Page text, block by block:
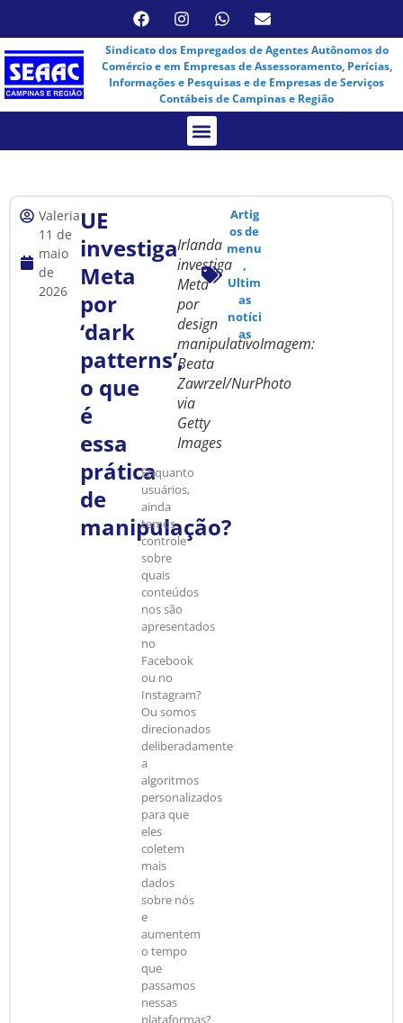
Sindicato dos Empregados de Agentes Autônomos do
Comércio e em Empresas de Assessoramento, Perícias,
Informações e Pesquisas e de Empresas de Serviços
Contábeis de Campinas e Região
Valeria
11 de
maio
de
2026
UE
investiga
Meta
por
‘dark
patterns’,
o que
é
essa
prática
de
manipulação?
Irlanda
investiga
Meta
por
design
manipulativoImagem:
Beata
Zawrzel/NurPhoto
via
Getty
Images
Enquanto
usuários,
ainda
temos
controle
sobre
quais
conteúdos
nos são
apresentados
no
Facebook
ou no
Instagram?
Ou somos
direcionados
deliberadamente
a
algoritmos
personalizados
para que
eles
coletem
mais
dados
sobre nós
e
aumentem
o tempo
que
passamos
nessas
plataformas?
Artig
os de
menu
,
Ultim
as
notíci
as